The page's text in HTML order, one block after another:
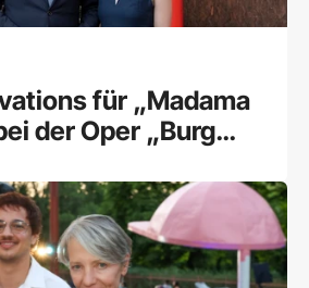
für „Madama
der Oper „Burg